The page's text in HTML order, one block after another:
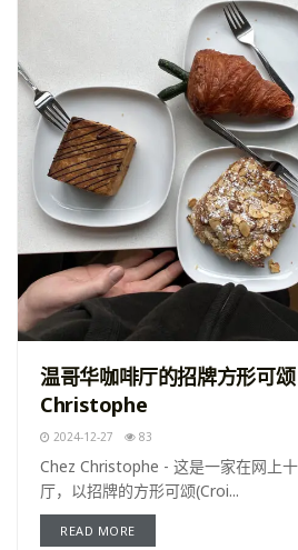
温哥华咖啡厅的招牌方形可
Christophe
2024-12-27 83
Chez Christophe - 这是一家在网上
厅，以招牌的方形可颂(Croi...
READ MORE